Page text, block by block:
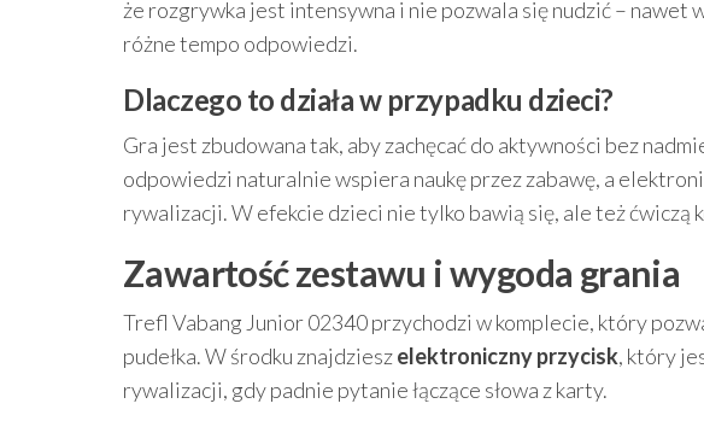
że rozgrywka jest intensywna i nie pozwala się nudzić – nawet
różne tempo odpowiedzi.
Dlaczego to działa w przypadku dzieci?
Gra jest zbudowana tak, aby zachęcać do aktywności bez
odpowiedzi naturalnie wspiera naukę przez zabawę, a
rywalizacji. W efekcie dzieci nie tylko bawią się, ale też ćwiczą
Zawartość zestawu i wygoda grania
Trefl Vabang Junior 02340 przychodzi w komplecie, który
pudełka. W środku znajdzieszelektroniczny przycisk, który
rywalizacji, gdy padnie pytanie łączące słowa z karty.